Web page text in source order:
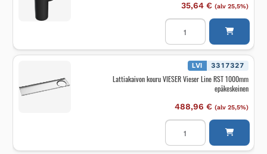
35,64 € (alv 25,5%)
Lattiakaivo
pystymalli
VIESER
Vieser
One
määrä
LVI 3317327
Lattiakaivon kouru VIESER Vieser Line RST 1000mm
epäkeskeinen
488,96 € (alv 25,5%)
Lattiakaivon
kouru
VIESER
Vieser